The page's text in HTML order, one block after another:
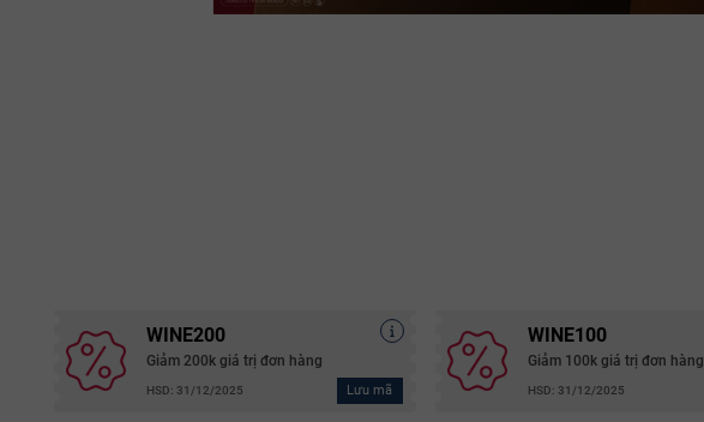
WINE200
Giảm 200k giá trị đơn hàng
HSD: 31/12/2025 Lưu mã
WINE100
Giảm 100k giá trị đơn hàng
HSD: 31/12/2025